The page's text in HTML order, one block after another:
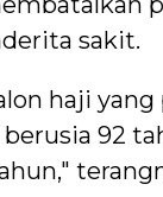
sakit.
haji yang
92